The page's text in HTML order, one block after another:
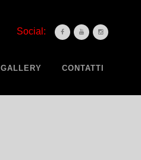
Social:
GALLERY CONTATTI